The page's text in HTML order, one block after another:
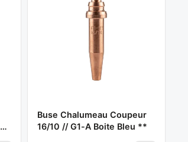
Buse Chalumeau Coupeur
16/10 // G1-A Boite Bleu **